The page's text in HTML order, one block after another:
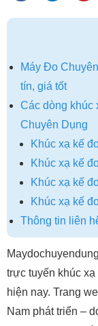
Máy Đo
tín, giá tốt
Các dòng khúc
Chuyên Dụng
Khúc xạ kế
Khúc xạ kế
Khúc xạ kế
Khúc xạ kế
Thông tin liên
trực tuyến khúc
hiện nay. Trang
Nam phát triển –